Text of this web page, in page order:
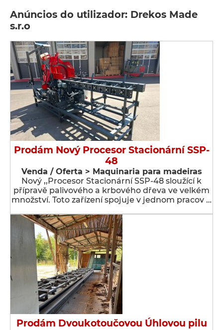
Anúncios do utilizador: Drekos Made
s.r.o
Prodám Nový Procesor Stacionární SSP-
48
Venda / Oferta > Maquinaria para madeiras
Nový ,,Procesor Stacionární SSP-48 sloužící k
přípravě palivového a krbového dřeva ve velkém
množství. Toto zařízení spojuje v jednom pracov …
Prodám Dvoukotoučovou Úhlovou pilu